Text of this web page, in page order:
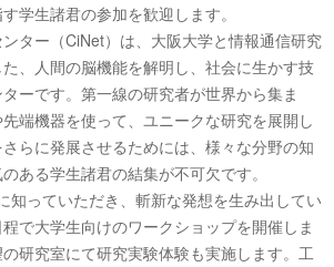
学生諸君の参加を歓迎します。
ター（CiNet）は、大阪大学と情報通信研究
、人間の脳機能を解明し、社会に生かす技
ーです。第一線の研究者が世界から集ま
端機器を使って、ユニークな研究を展開し
らに発展させるためには、様々な分野の知
ある学生諸君の結集が不可欠です。
知っていただき、斬新な発想を生み出してい
で大学生向けのワークショップを開催しま
研究室にて研究実験体験も実施します。工